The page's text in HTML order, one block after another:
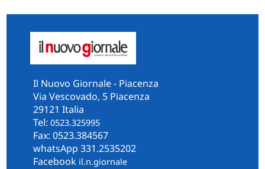
Il Nuovo Giornale - Piacenza
Via Vescovado, 5 Piacenza
29121 Italia
Tel: 0523.325995
Fax: 0523.384567
whatsApp 331.2535202
Facebook il.n.giornale